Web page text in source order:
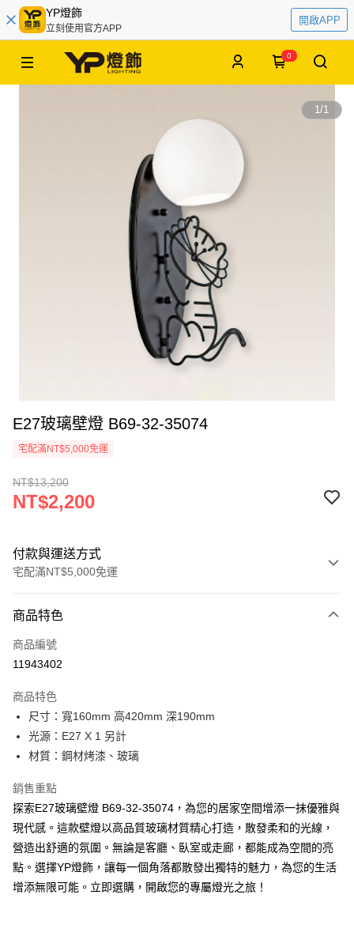
YP燈飾
立刻使用官方APP
開啟APP
0
1/1
E27玻璃壁燈 B69-32-35074
宅配滿NT$5,000免運
NT$13,200
NT$2,200
付款與運送方式
宅配滿NT$5,000免運
信用卡一次付款
LINE Pay
街口支付
悠遊付
全盈+PAY
AFTEE先享後付
相關說明
【關於「AFTEE先享後付」】
AFTEE先享後付是「在收到商品之後才付款」的支付方式。 讓您購物簡單
便利好安心！
商品特色
商品編號
11943402
商品特色
尺寸：寬160mm 高420mm 深190mm
光源：E27 X 1 另計
材質：鋼材烤漆、玻璃
銷售重點
探索E27玻璃壁燈 B69-32-35074，為您的居家空間增添一抹優雅與
現代感。這款壁燈以高品質玻璃材質精心打造，散發柔和的光線，
營造出舒適的氛圍。無論是客廳、臥室或走廊，都能成為空間的亮
點。選擇YP燈飾，讓每一個角落都散發出獨特的魅力，為您的生活
增添無限可能。立即選購，開啟您的專屬燈光之旅！